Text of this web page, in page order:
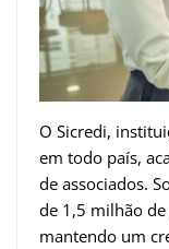
O Sicredi,
em todo país,
de associados.
de 1,5 milhão de
mantendo um